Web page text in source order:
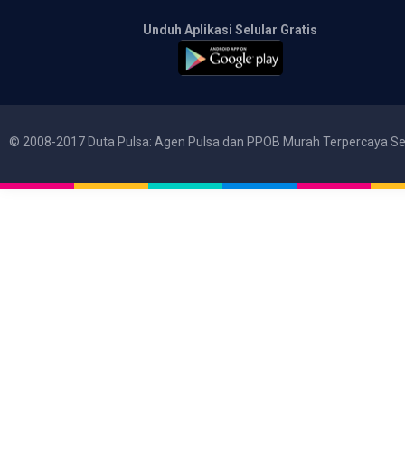
Unduh Aplikasi Selular Gratis
© 2008-2017 Duta Pulsa: Agen Pulsa dan PPOB Murah Terpercaya